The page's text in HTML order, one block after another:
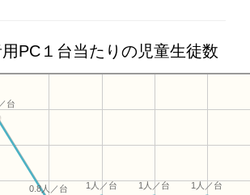
PC１台当たりの児童生徒数
1人／台
1人／台
1人／台
0.8人／台
台